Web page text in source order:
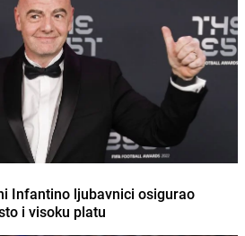
Infantino ljubavnici osigurao
i visoku platu